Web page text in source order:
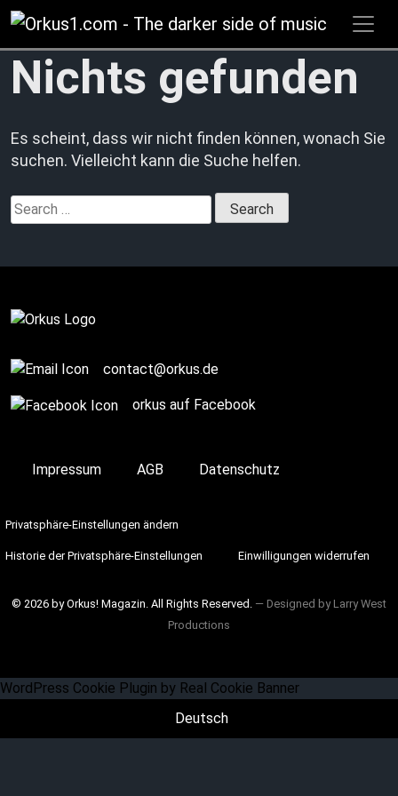
Zum
Inhalt
springen
Nichts gefunden
Es scheint, dass wir nicht finden können, wonach Sie
suchen. Vielleicht kann die Suche helfen.
Search
for:
contact@orkus.de
orkus auf Facebook
Impressum AGB Datenschutz
Privatsphäre-Einstellungen ändern
Historie der Privatsphäre-Einstellungen Einwilligungen widerrufen
© 2026 by Orkus! Magazin. All Rights Reserved. ― Designed by Larry West
Productions
WordPress Cookie Plugin by Real Cookie Banner
Deutsch